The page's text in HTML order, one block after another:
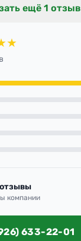
Сочи.ещё 1 отзыв
★
компании
633-22-01